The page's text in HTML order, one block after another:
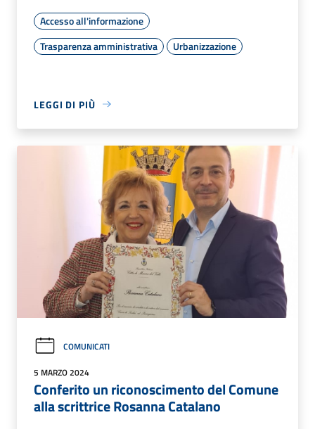
Accesso all'informazione
Trasparenza amministrativa
Urbanizzazione
LEGGI DI PIÙ
COMUNICATI
5 MARZO 2024
Conferito un riconoscimento del Comune
alla scrittrice Rosanna Catalano